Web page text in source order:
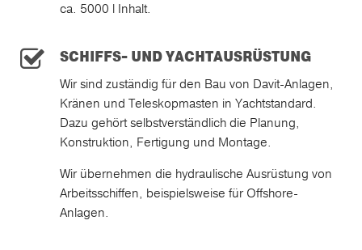
ca. 5000 l Inhalt.
SCHIFFS- UND YACHTAUSRÜSTUNG
Wir sind zuständig für den Bau von Davit-Anlagen,
Kränen und Teleskopmasten in Yachtstandard.
Dazu gehört selbstverständlich die Planung,
Konstruktion, Fertigung und Montage.
Wir übernehmen die hydraulische Ausrüstung von
Arbeitsschiffen, beispielsweise für Offshore-
Anlagen.